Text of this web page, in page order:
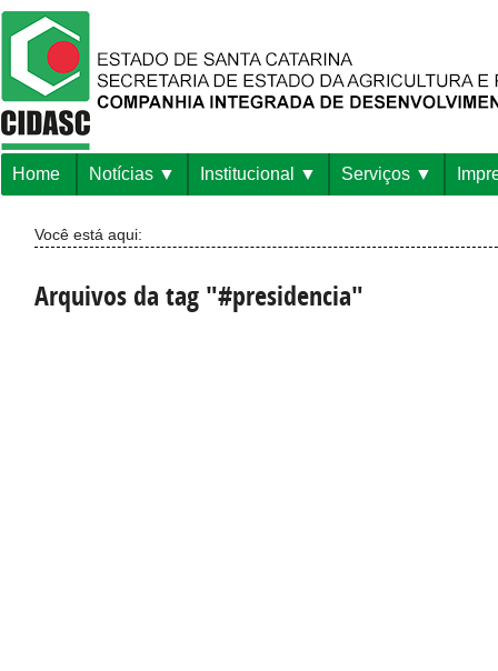
Home Notícias Institucional Serviços
Você está aqui:
Arquivos da tag "#presidencia"